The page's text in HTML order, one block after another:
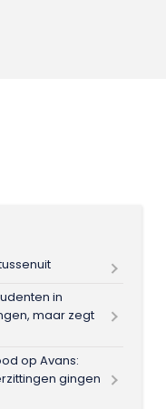
in
maar zegt
op Avans:
gingen